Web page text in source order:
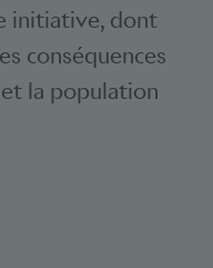
initiative, dont
conséquences
la population